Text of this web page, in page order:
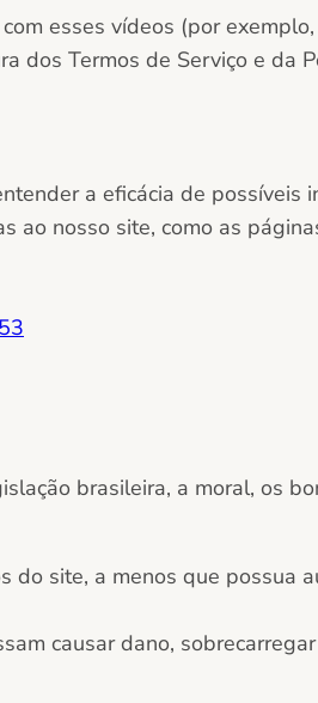
esses vídeos (por
dos Termos de Serviço e da
a eficácia de possíveis
ao nosso site, como as
brasileira, a moral, os
do site, a menos que possua
causar dano,